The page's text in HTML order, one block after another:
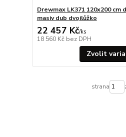
Drewmax LK371 120x200
masiv dub dvojlůžko
22 457 Kč/ks
18 560 Kč bez DPH
Zvolit
strana